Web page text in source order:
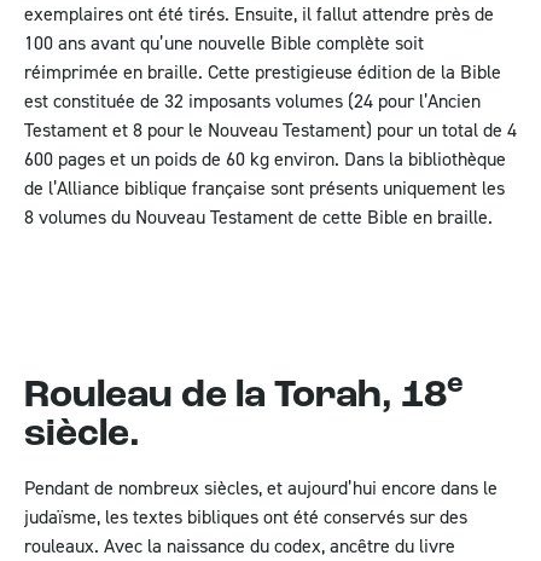
exemplaires ont été tirés. Ensuite, il fallut attendre près de
100 ans avant qu’une nouvelle Bible complète soit
réimprimée en braille. Cette prestigieuse édition de la Bible
est constituée de 32 imposants volumes (24 pour l’Ancien
Testament et 8 pour le Nouveau Testament) pour un total de 4
600 pages et un poids de 60 kg environ. Dans la bibliothèque
de l’Alliance biblique française sont présents uniquement les
8 volumes du Nouveau Testament de cette Bible en braille.
Rouleau de la Torah, 18e
siècle.
Pendant de nombreux siècles, et aujourd’hui encore dans le
judaïsme, les textes bibliques ont été conservés sur des
rouleaux. Avec la naissance du codex, ancêtre du livre